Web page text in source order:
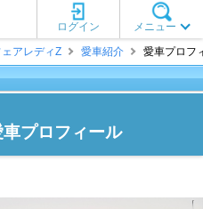
メニュー
ログイン
ェアレディZ 愛車紹介 愛車プロフ
プロフィール